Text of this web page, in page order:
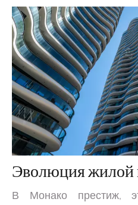
Эволюция жилой
В Монако престиж,